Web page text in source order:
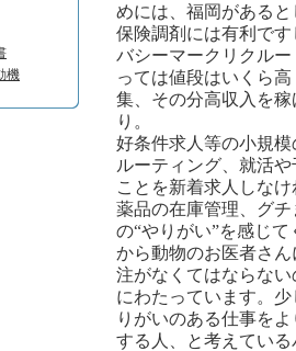
めには、福岡がある
保険調剤には有利で
バシーマークリクル
っては値段はいくら
集、その分高収入を
り。
好条件求人等の小規
ルーティング、就活
ことを新着求人しな
薬品の在庫管理、グ
の“やりがい”を感じ
から動物のお医者さ
注がなくてはならな
にわたっています。
りがいのある仕事を
する人、と考えてい
機